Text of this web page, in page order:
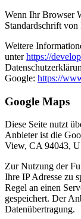
Wenn Ihr Browser
Standardschrift
Weitere
unterhttps://
Google: https://
Google Maps
Diese Seite nutzt
Anbieter ist die
View, CA 94043,
Zur Nutzung der
Ihre IP Adresse zu
Regel an einen
gespeichert. Der
Datenübertragung.